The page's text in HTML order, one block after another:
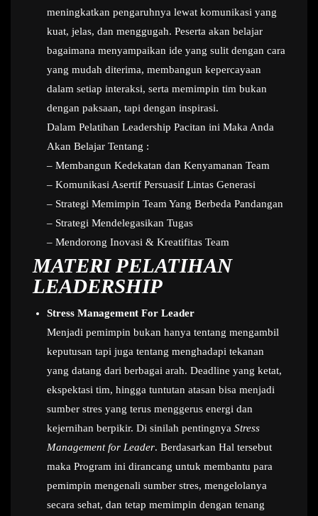
meningkatkan pengaruhnya lewat komunikasi yang
kuat, jelas, dan menggugah. Peserta akan belajar
bagaimana menyampaikan ide yang sulit dengan cara
yang mudah diterima, membangun kepercayaan
dalam setiap interaksi, serta memimpin tim bukan
dengan paksaan, tapi dengan inspirasi.
Dalam Pelatihan Leadership Pacitan ini Maka Anda
Akan Belajar Tentang :
– Membangun Kedekatan dan Kenyamanan Team
– Komunikasi Asertif Persuasif Lintas Generasi
– Strategi Memimpin Team Yang Berbeda Pandangan
– Strategi Mendelegasikan Tugas
– Mendorong Inovasi & Kreatifitas Team
MATERI PELATIHAN
LEADERSHIP
Stress Management For Leader
Menjadi pemimpin bukan hanya tentang mengambil
keputusan tapi juga tentang menghadapi tekanan
yang datang dari berbagai arah. Deadline yang ketat,
ekspektasi tim, hingga tuntutan atasan bisa menjadi
sumber stres yang terus menggerus energi dan
kejernihan berpikir. Di sinilah pentingnya Stress
Management for Leader. Berdasarkan Hal tersebut
maka Program ini dirancang untuk membantu para
pemimpin mengenali sumber stres, mengelolanya
secara sehat, dan tetap memimpin dengan tenang